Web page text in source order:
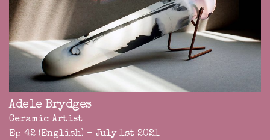
Adele Brydges
Ceramic Artist
Ep 42 (English) - July 1st 2021